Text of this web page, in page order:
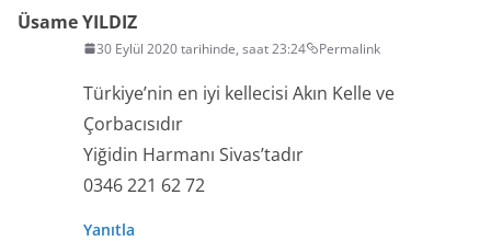
Üsame YILDIZ
30 Eylül 2020 tarihinde, saat 23:24 Permalink
Türkiye’nin en iyi kellecisi Akın Kelle ve
Çorbacısıdır
Yiğidin Harmanı Sivas’tadır
0346 221 62 72
Yanıtla